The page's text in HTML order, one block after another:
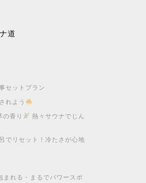
道
セットプラン
れよう
の香り
熱々サウナでじん
でリセット！冷たさが心地
まれる・まるでパワースポ